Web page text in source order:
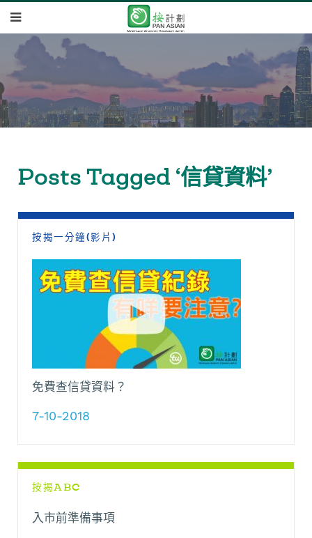
Posts Tagged ‘信貸資料’
按揭一分鐘(影片)
免費查信貸資料？
7-10-2018
按揭ABC
入市前準備事項